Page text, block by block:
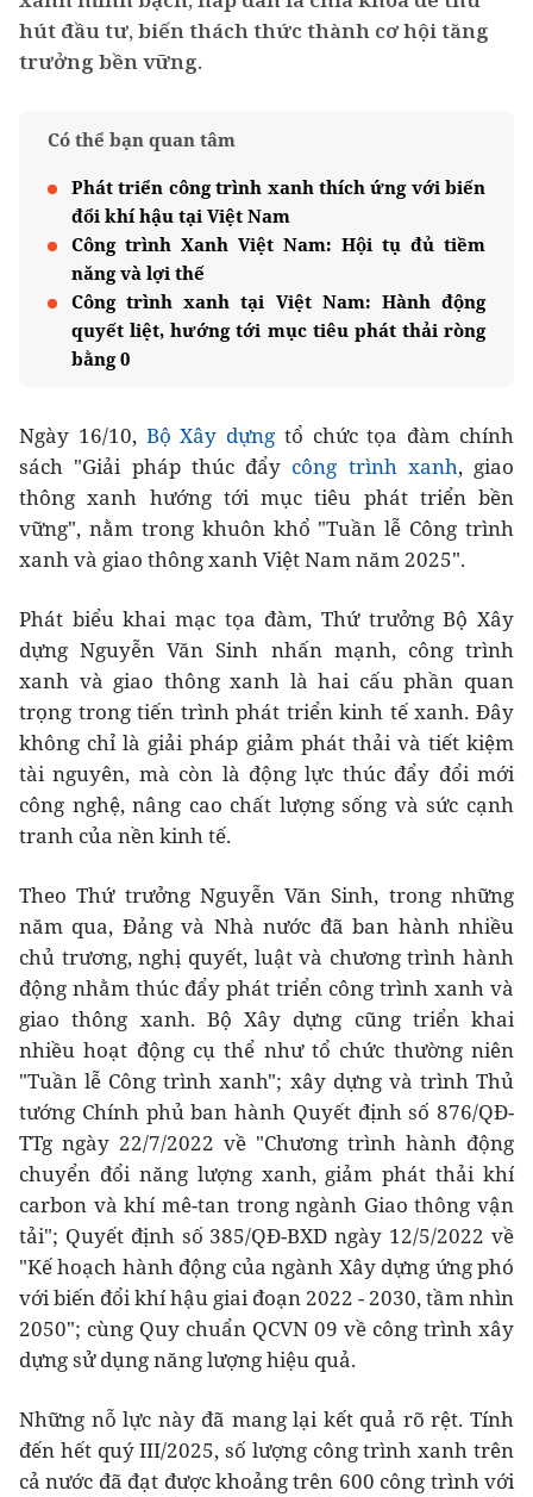
hút đầu tư, biến thách thức thành cơ hội tăng
trưởng bền vững.
Có thể bạn quan tâm
Phát triển công trình xanh thích ứng với biến
đổi khí hậu tại Việt Nam
Công trình Xanh Việt Nam: Hội tụ đủ tiềm
năng và lợi thế
Công trình xanh tại Việt Nam: Hành động
quyết liệt, hướng tới mục tiêu phát thải ròng
bằng 0
Ngày 16/10, Bộ Xây dựng tổ chức tọa đàm chính
sách "Giải pháp thúc đẩy công trình xanh, giao
thông xanh hướng tới mục tiêu phát triển bền
vững", nằm trong khuôn khổ "Tuần lễ Công trình
xanh và giao thông xanh Việt Nam năm 2025".
Phát biểu khai mạc tọa đàm, Thứ trưởng Bộ Xây
dựng Nguyễn Văn Sinh nhấn mạnh, công trình
xanh và giao thông xanh là hai cấu phần quan
trọng trong tiến trình phát triển kinh tế xanh. Đây
không chỉ là giải pháp giảm phát thải và tiết kiệm
tài nguyên, mà còn là động lực thúc đẩy đổi mới
công nghệ, nâng cao chất lượng sống và sức cạnh
tranh của nền kinh tế.
Theo Thứ trưởng Nguyễn Văn Sinh, trong những
năm qua, Đảng và Nhà nước đã ban hành nhiều
chủ trương, nghị quyết, luật và chương trình hành
động nhằm thúc đẩy phát triển công trình xanh và
giao thông xanh. Bộ Xây dựng cũng triển khai
nhiều hoạt động cụ thể như tổ chức thường niên
"Tuần lễ Công trình xanh"; xây dựng và trình Thủ
tướng Chính phủ ban hành Quyết định số 876/QĐ-
TTg ngày 22/7/2022 về "Chương trình hành động
chuyển đổi năng lượng xanh, giảm phát thải khí
carbon và khí mê-tan trong ngành Giao thông vận
tải"; Quyết định số 385/QĐ-BXD ngày 12/5/2022 về
"Kế hoạch hành động của ngành Xây dựng ứng phó
với biến đổi khí hậu giai đoạn 2022 - 2030, tầm nhìn
2050"; cùng Quy chuẩn QCVN 09 về công trình xây
dựng sử dụng năng lượng hiệu quả.
Những nỗ lực này đã mang lại kết quả rõ rệt. Tính
đến hết quý III/2025, số lượng công trình xanh trên
cả nước đã đạt được khoảng trên 600 công trình với